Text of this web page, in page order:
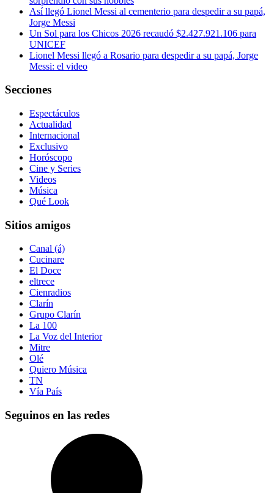
Así llegó Lionel Messi al cementerio para despedir a su papá,
Jorge Messi
Un Sol para los Chicos 2026 recaudó $2.427.921.106 para
UNICEF
Lionel Messi llegó a Rosario para despedir a su papá, Jorge
Messi: el video
Secciones
Espectáculos
Actualidad
Internacional
Exclusivo
Horóscopo
Cine y Series
Videos
Música
Qué Look
Sitios amigos
Canal (á)
Cucinare
El Doce
eltrece
Cienradios
Clarín
Grupo Clarín
La 100
La Voz del Interior
Mitre
Olé
Quiero Música
TN
Vía País
Seguinos en las redes